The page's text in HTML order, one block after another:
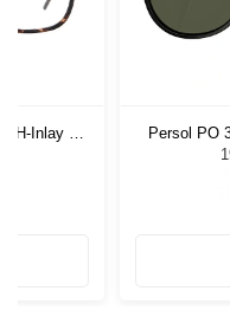
H-Inlay 53-
Persol PO